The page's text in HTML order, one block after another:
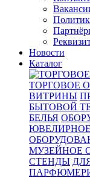
Новости
Каталог
ТОРГОВОЕ
ВИТРИНЫ
БЫТОВОЙ
БЕЛЬЯ
МУЗЕЙНОЕ
СТЕНДЫ